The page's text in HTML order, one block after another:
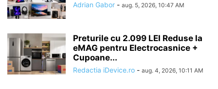
Adrian Gabor - aug. 5, 2026, 10:47 AM
Preturile cu 2.099 LEI Reduse la
eMAG pentru Electrocasnice +
Cupoane...
Redactia iDevice.ro - aug. 4, 2026, 10:11 AM